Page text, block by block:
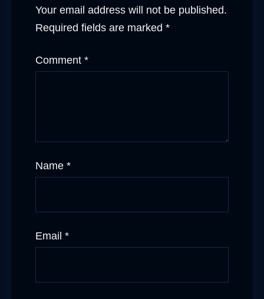
Your email address will not be published.
Required fields are marked *
Comment *
Name *
Email *